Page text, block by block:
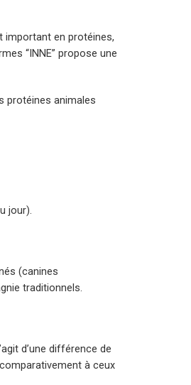
important en protéines,
“INNE” propose une
protéines animales
jour).
(canines
traditionnels.
d’une différence de
à ceux